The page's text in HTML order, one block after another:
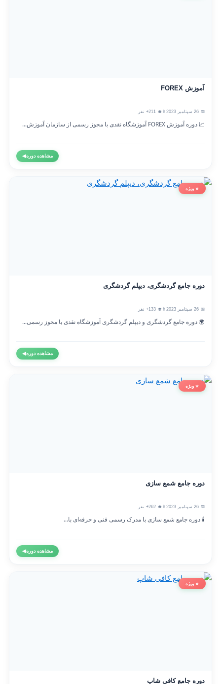
آموزش FOREX
👨‍🎓 211+ نفر
📈 دوره آموزش FOREX آموزشگاه نقدی با مجوز رسمی از سازمان آموزش...
مشاهده دوره◀
⭐ ویژه
دوره جامع گردشگری، دیپلم گردشگری
👨‍🎓 133+ نفر
🌍 دوره جامع گردشگری و دیپلم گردشگری آموزشگاه نقدی با مجوز رسمی...
مشاهده دوره◀
⭐ ویژه
دوره جامع شمع سازی
👨‍🎓 262+ نفر
🕯️ دوره جامع شمع سازی با مدرک رسمی فنی و حرفه‌ای با...
مشاهده دوره◀
⭐ ویژه
دوره جامع کافی شاپ